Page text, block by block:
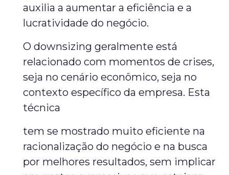
auxilia a aumentar a eficiência e a
lucratividade do negócio.
O downsizing geralmente está
relacionado com momentos de crises,
seja no cenário econômico, seja no
contexto específico da empresa. Esta
técnica
tem se mostrado muito eficiente na
racionalização do negócio e na busca
por melhores resultados, sem implicar